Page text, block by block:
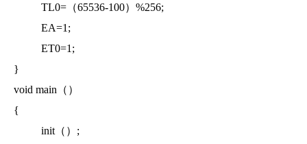
TL0=（65536-100）%256;
EA=1;
ET0=1;
}
void main（）
{
init（）;